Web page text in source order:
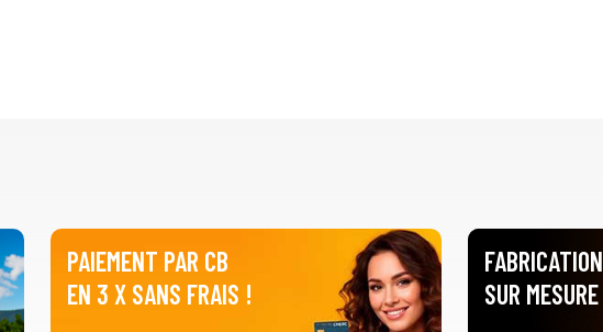
PAIEMENT PAR CB
EN 3 X SANS FRAIS !
FABRICATION
SUR MESURE